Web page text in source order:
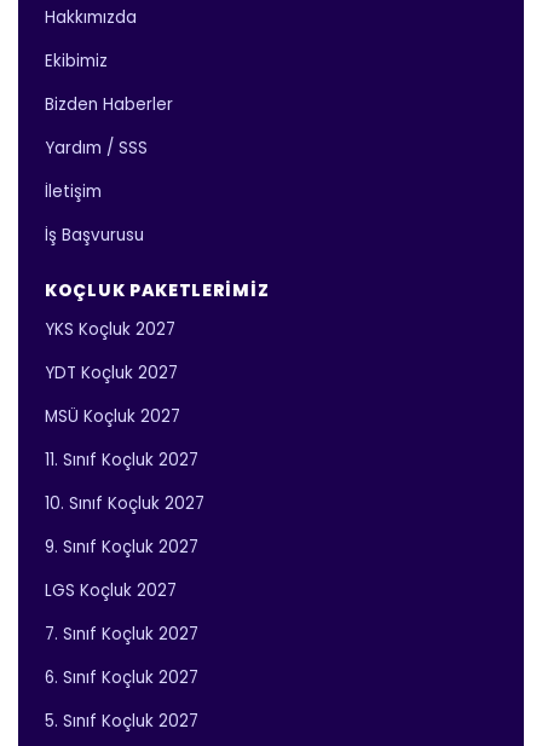
Hakkımızda
Ekibimiz
Bizden Haberler
Yardım / SSS
İletişim
İş Başvurusu
KOÇLUK PAKETLERIMIZ
YKS Koçluk 2027
YDT Koçluk 2027
MSÜ Koçluk 2027
11. Sınıf Koçluk 2027
10. Sınıf Koçluk 2027
9. Sınıf Koçluk 2027
LGS Koçluk 2027
7. Sınıf Koçluk 2027
6. Sınıf Koçluk 2027
5. Sınıf Koçluk 2027